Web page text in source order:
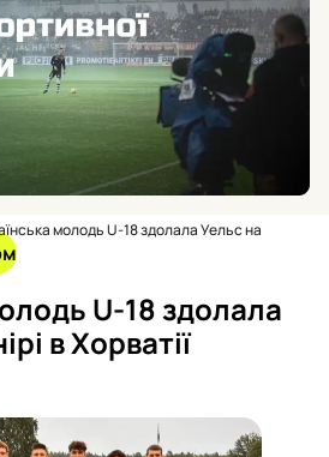
молодь U-18 здолала Уельс на
U-18 здолала
в Хорватії